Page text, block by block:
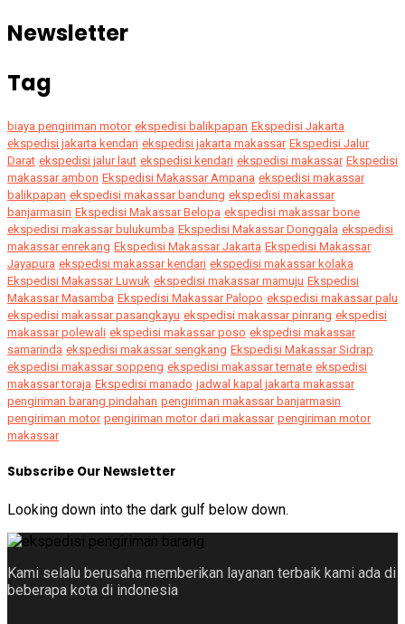
Newsletter
Tag
biaya pengiriman motor ekspedisi balikpapan Ekspedisi Jakarta
ekspedisi jakarta kendari ekspedisi jakarta makassar Ekspedisi Jalur
Darat ekspedisi jalur laut ekspedisi kendari ekspedisi makassar Ekspedisi
makassar ambon Ekspedisi Makassar Ampana ekspedisi makassar
balikpapan ekspedisi makassar bandung ekspedisi makassar
banjarmasin Ekspedisi Makassar Belopa ekspedisi makassar bone
ekspedisi makassar bulukumba Ekspedisi Makassar Donggala ekspedisi
makassar enrekang Ekspedisi Makassar Jakarta Ekspedisi Makassar
Jayapura ekspedisi makassar kendari ekspedisi makassar kolaka
Ekspedisi Makassar Luwuk ekspedisi makassar mamuju Ekspedisi
Makassar Masamba Ekspedisi Makassar Palopo ekspedisi makassar palu
ekspedisi makassar pasangkayu ekspedisi makassar pinrang ekspedisi
makassar polewali ekspedisi makassar poso ekspedisi makassar
samarinda ekspedisi makassar sengkang Ekspedisi Makassar Sidrap
ekspedisi makassar soppeng ekspedisi makassar ternate ekspedisi
makassar toraja Ekspedisi manado jadwal kapal jakarta makassar
pengiriman barang pindahan pengiriman makassar banjarmasin
pengiriman motor pengiriman motor dari makassar pengiriman motor
makassar
Subscribe Our Newsletter
Looking down into the dark gulf below down.
Kami selalu berusaha memberikan layanan terbaik kami ada di
beberapa kota di indonesia